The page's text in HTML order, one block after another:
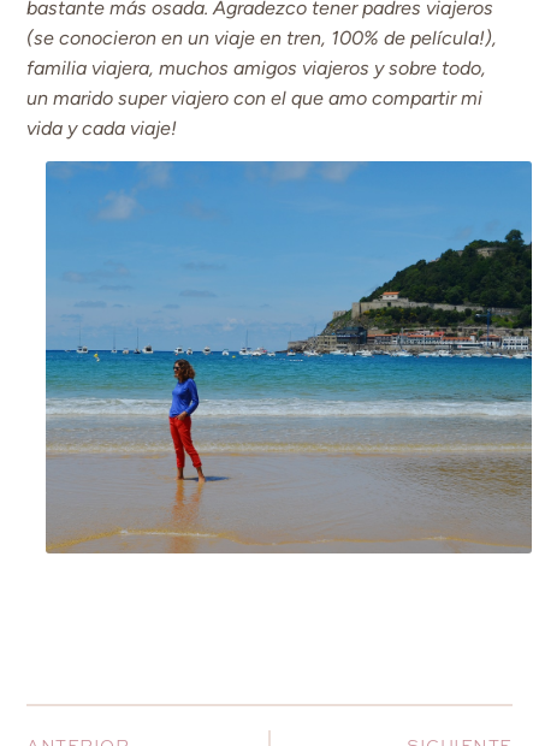
bastante más osada. Agradezco tener padres viajeros
(se conocieron en un viaje en tren, 100% de película!),
familia viajera, muchos amigos viajeros y sobre todo,
un marido super viajero con el que amo compartir mi
vida y cada viaje!